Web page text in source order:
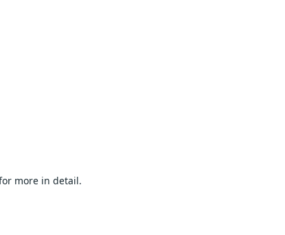
us for more in detail.